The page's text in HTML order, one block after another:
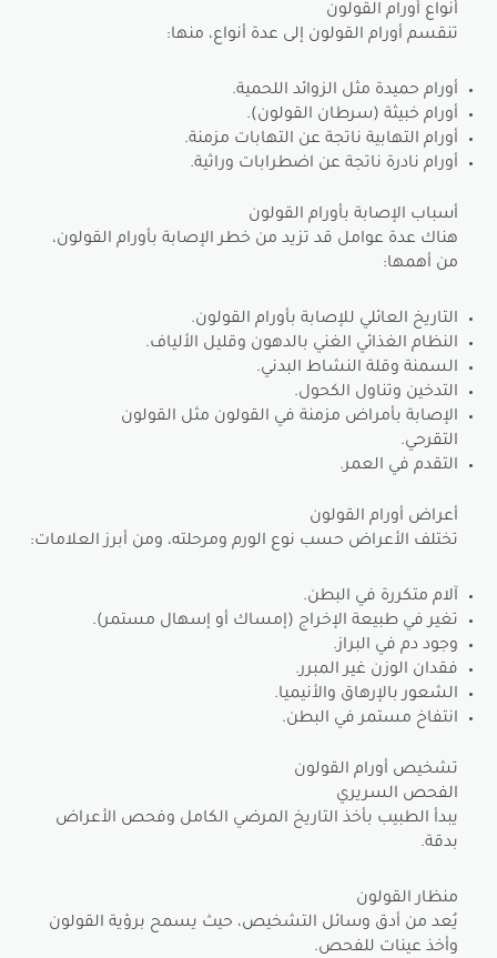
أنواع أورام القولون
تنقسم أورام القولون إلى عدة أنواع، منها:
أورام حميدة مثل الزوائد اللحمية.
أورام خبيثة (سرطان القولون).
أورام التهابية ناتجة عن التهابات مزمنة.
أورام نادرة ناتجة عن اضطرابات وراثية.
أسباب الإصابة بأورام القولون
هناك عدة عوامل قد تزيد من خطر الإصابة بأورام القولون،
من أهمها:
التاريخ العائلي للإصابة بأورام القولون.
النظام الغذائي الغني بالدهون وقليل الألياف.
السمنة وقلة النشاط البدني.
التدخين وتناول الكحول.
الإصابة بأمراض مزمنة في القولون مثل القولون
التقرحي.
التقدم في العمر.
أعراض أورام القولون
تختلف الأعراض حسب نوع الورم ومرحلته، ومن أبرز العلامات:
آلام متكررة في البطن.
تغير في طبيعة الإخراج (إمساك أو إسهال مستمر).
وجود دم في البراز.
فقدان الوزن غير المبرر.
الشعور بالإرهاق والأنيميا.
انتفاخ مستمر في البطن.
تشخيص أورام القولون
الفحص السريري
يبدأ الطبيب بأخذ التاريخ المرضي الكامل وفحص الأعراض
بدقة.
منظار القولون
يُعد من أدق وسائل التشخيص، حيث يسمح برؤية القولون
وأخذ عينات للفحص.